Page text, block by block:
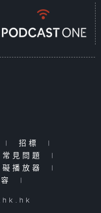
| 招標
|
常見問題
|
礙播放器
|
|